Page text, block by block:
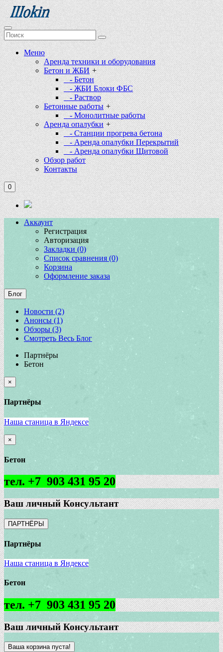
Меню
Аренда техники и оборудования
Бетон и ЖБИ +
- Бетон
- ЖБИ Блоки ФБС
- Раствор
Бетонные работы +
- Монолитные работы
Аренда опалубки +
- Станции прогрева бетона
- Аренда опалубки Перекрытий
- Аренда опалубки Щитовой
Обзор работ
Контакты
0
Аккаунт
Регистрация
Авторизация
Закладки (0)
Список сравнения (0)
Корзина
Оформление заказа
Блог
Новости (2)
Анонсы (1)
Обзоры (3)
Смотреть Весь Блог
Партнёры
Бетон
×
Партнёры
Наша станица в Яндексе
×
Бетон
тел. +7 903 431 95 20
Ваш личный Консультант
ПАРТНЁРЫ
Партнёры
Наша станица в Яндексе
Бетон
тел. +7 903 431 95 20
Ваш личный Консультант
Ваша корзина пуста!